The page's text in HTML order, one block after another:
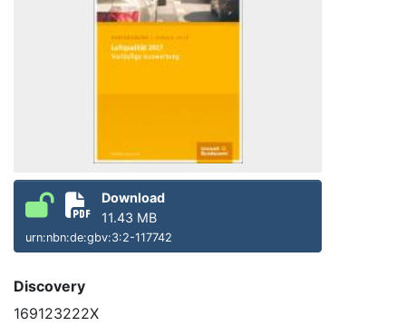
Download
11.43 MB
urn:nbn:de:gbv:3:2-117742
Discovery
169123222X